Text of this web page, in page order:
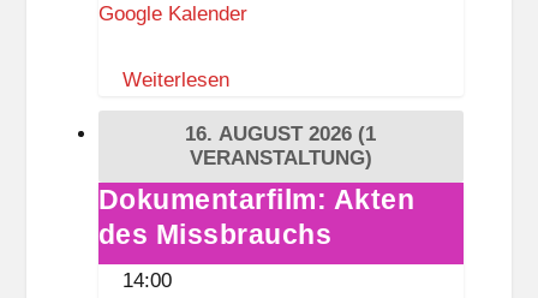
G
l
l
r
f
Google Kalender
Weiterlesen
16. AUGUST 2026 (1
VERANSTALTUNG)
Dokumentarfilm:
Akten
des
Dokumentarfilm: Akten
des Missbrauchs
14:00